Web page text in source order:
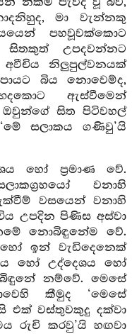
මා වැන්නකු
පහවූවක්කොට
සිතකුත් උපදවන්නට
අවීචිය නිලුපුල්වනයක්
බිය නොවෙම්ද,
ඇස්වීමෙන්
ඔවුන්ගේ සිත පිටිවහල්
සලාකය ගණිවු’යි
හෝ ප්‍රමාණ වේ.
වනාහි
වසයෙන් වනාහි
උපදින පිණිස අස්වා
නොබිඳුනේම වේ.
ඉන් වැඩිදෙනෙක්
හෝ උද්දෙශය හෝ
නම්වේ. මෙසේ
කීමුද ‘මෙසේ
එක් වස්තුවකුදු දක්වා
රුචි කරවු’යි හඟවා